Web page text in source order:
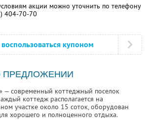
акции можно уточнить по телефону
404-70-70
купоном
ПРЕДЛОЖЕНИИ
— современный коттеджный поселок
коттедж располагается на
участке около 15 соток, оборудован
хорошего и полноценного отдыха.